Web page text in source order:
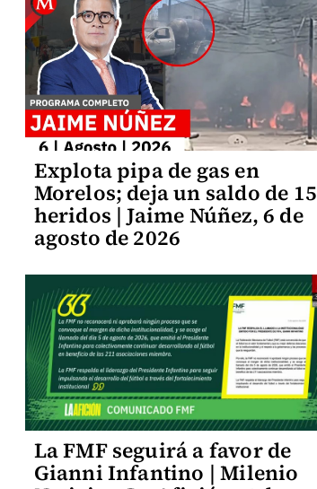
Explota pipa de gas en
Morelos; deja un saldo de 15
heridos | Jaime Núñez, 6 de
agosto de 2026
La FMF seguirá a favor de
Gianni Infantino | Milenio